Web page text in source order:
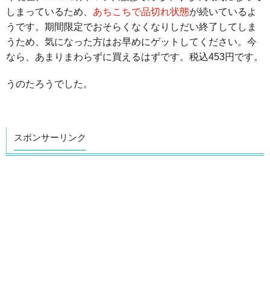
しまっているため、 あちこちで品切れ状態が続いているよ
うです。期間限定でおそらくなくなりしだい終了してしま
うため、気になった方はお早めにゲットしてください。今
なら、あまりまわらずに買えるはずです。税込453円です。
うのたろうでした。
スポンサーリンク